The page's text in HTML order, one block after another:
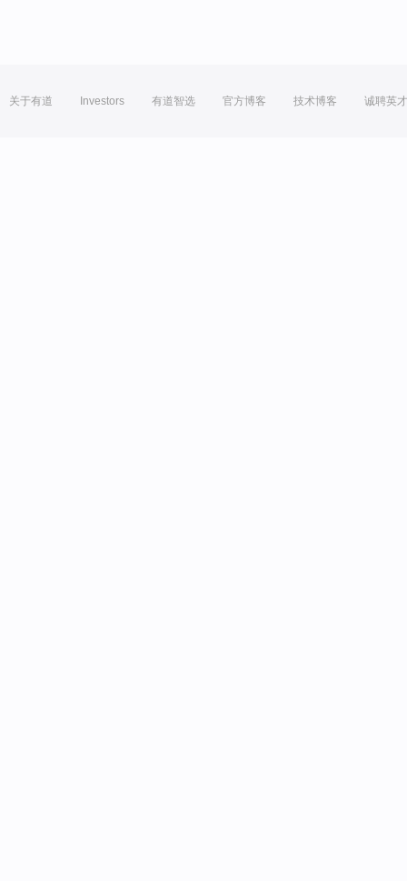
关于有道 Investors 有道智选 官方博客 技术博客 诚聘英才